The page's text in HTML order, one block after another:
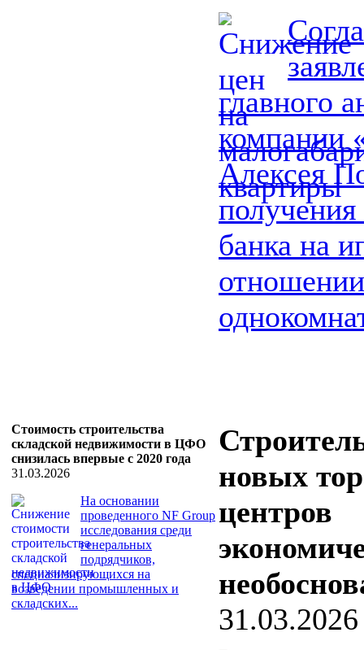
главного
Алексея
банка на
отношении
Стоимость строительства
складской недвижимости в ЦФО
снизилась впервые с 2020 года
31.03.2026
На основании
проведенного NF Group
исследования среди
генеральных
подрядчиков,
специализирующихся на
возведении промышленных и
складских...
новых
центров
31.03.2026